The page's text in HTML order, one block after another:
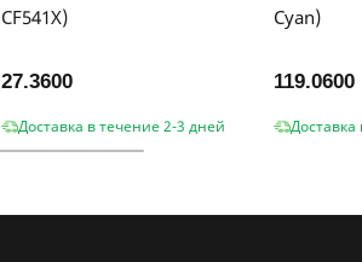
CF541X)
27.3600
Доставка в течение 2-3 дней
Cyan)
119.0600